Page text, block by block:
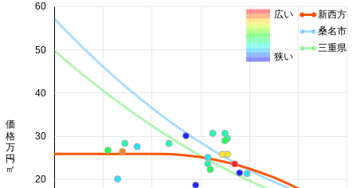
20
30
40
50
60
価格 万円/㎡
新西方
桑名市
三重県
広い
狭い